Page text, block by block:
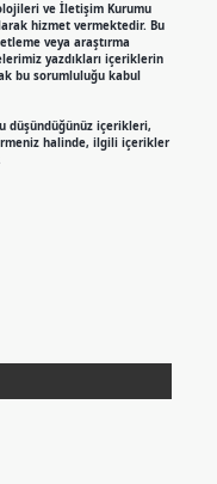
ve İletişim Kurumu
hizmet vermektedir. Bu
veya araştırma
yazdıkları içeriklerin
bu sorumluluğu kabul
düşündüğünüz içerikleri,
halinde, ilgili içerikler